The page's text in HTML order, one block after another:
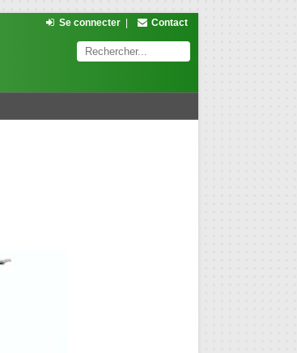
Se connecter Contact